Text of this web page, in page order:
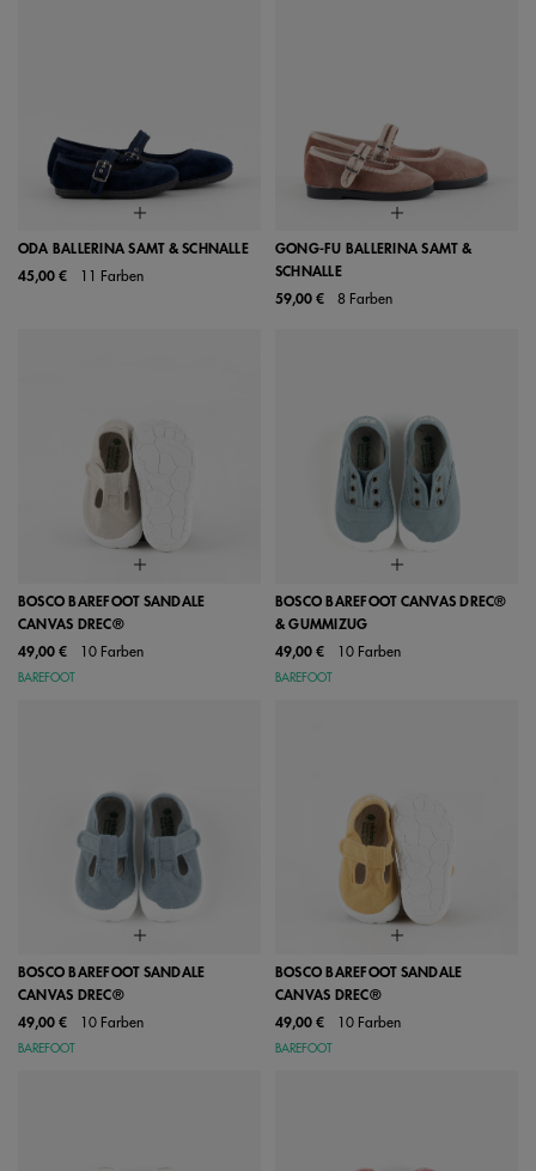
ODA BALLERINA SAMT & SCHNALLE
45,00 €
11 Farben
GONG-FU BALLERINA SAMT &
SCHNALLE
59,00 €
8 Farben
BOSCO BAREFOOT SANDALE
CANVAS DREC®
49,00 €
10 Farben
BAREFOOT
BOSCO BAREFOOT CANVAS DREC®
& GUMMIZUG
49,00 €
10 Farben
BAREFOOT
BOSCO BAREFOOT SANDALE
CANVAS DREC®
49,00 €
10 Farben
BAREFOOT
BOSCO BAREFOOT SANDALE
CANVAS DREC®
49,00 €
10 Farben
BAREFOOT